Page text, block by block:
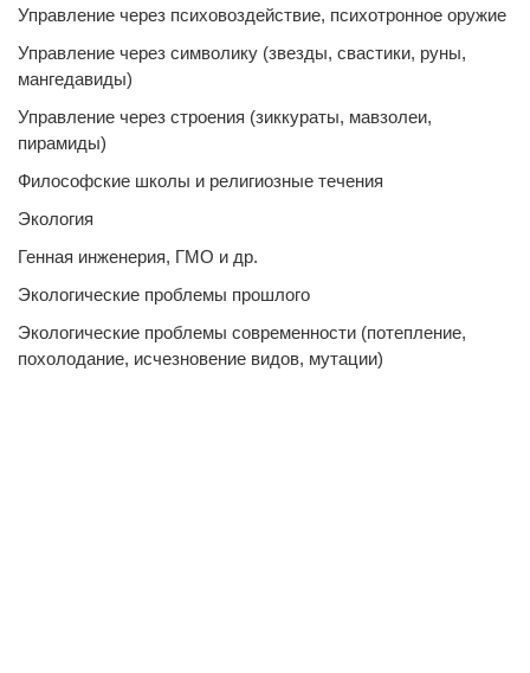
Управление через психовоздействие, психотронное оружие
Управление через символику (звезды, свастики, руны,
мангедавиды)
Управление через строения (зиккураты, мавзолеи,
пирамиды)
Философские школы и религиозные течения
Экология
Генная инженерия, ГМО и др.
Экологические проблемы прошлого
Экологические проблемы современности (потепление,
похолодание, исчезновение видов, мутации)